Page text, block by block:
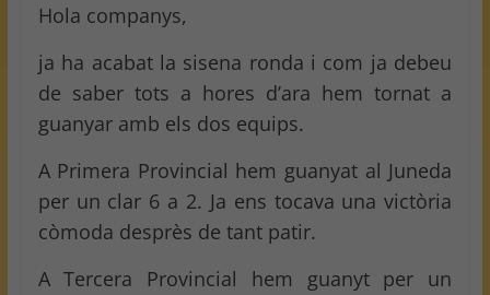
Hola companys,
ja ha acabat la sisena ronda i com ja debeu
de saber tots a hores d’ara hem tornat a
guanyar amb els dos equips.
A Primera Provincial hem guanyat al Juneda
per un clar 6 a 2. Ja ens tocava una victòria
còmoda desprès de tant patir.
A Tercera Provincial hem guanyt per un